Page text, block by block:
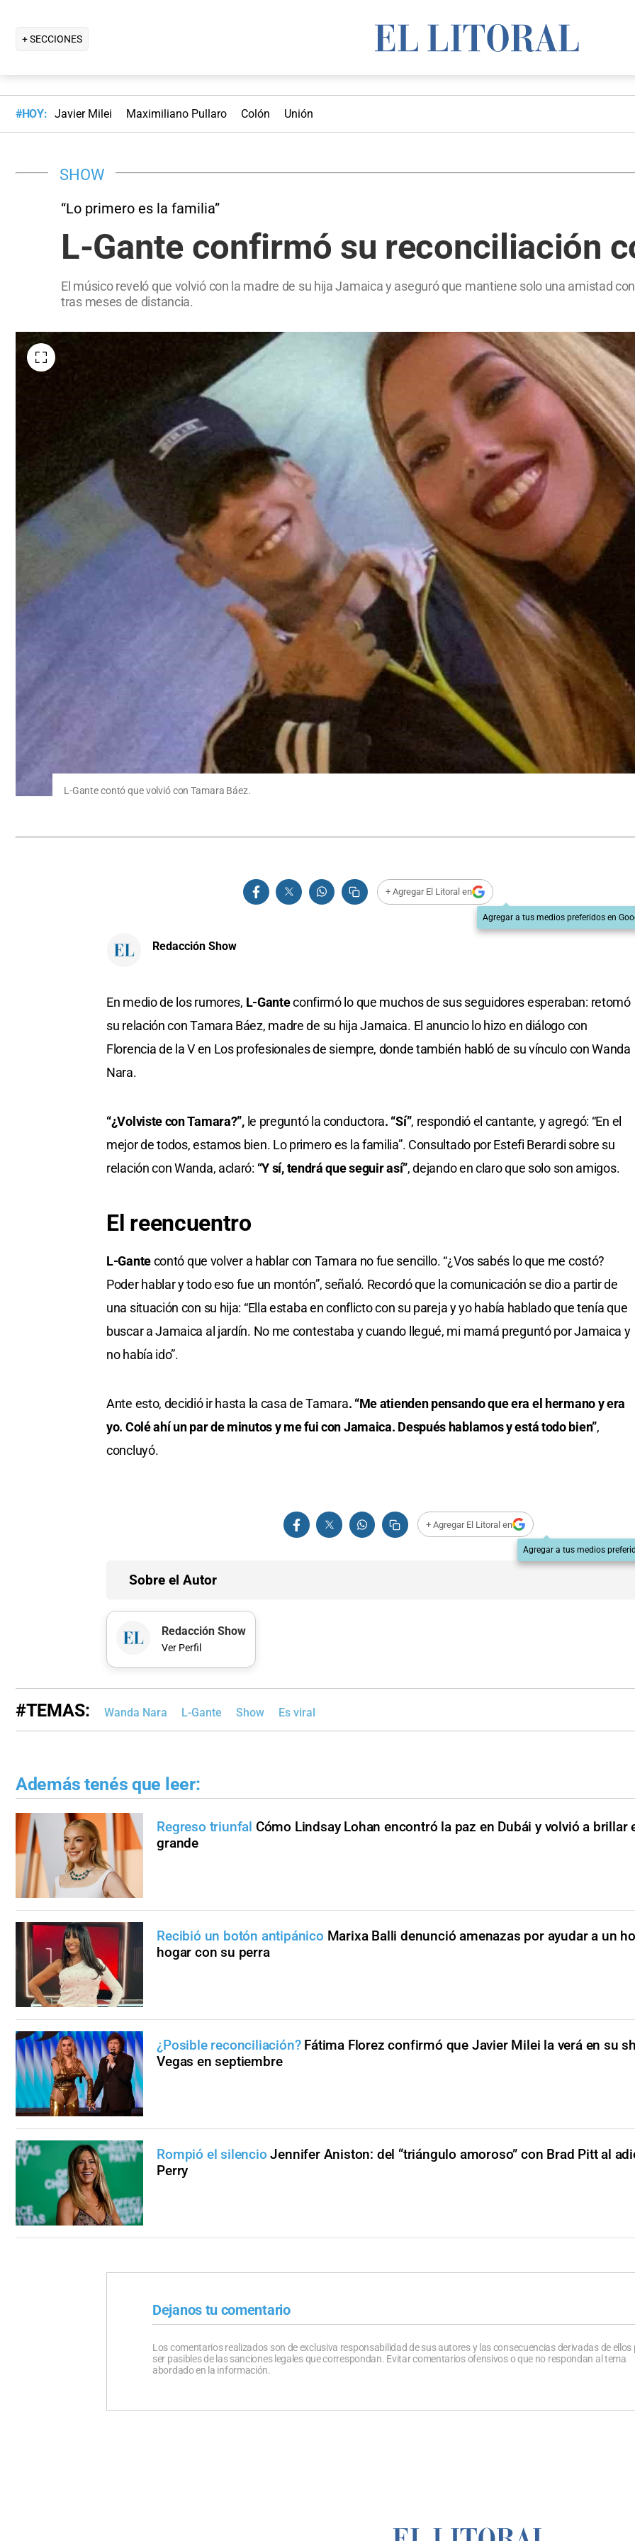
+ SECCIONES
#HOY: Javier Milei Maximiliano Pullaro Colón Unión
SHOW
“Lo primero es la familia”
L-Gante confirmó su reconciliación
El músico reveló que volvió con la madre de su hija Jamaica y aseguró que mantiene solo una amistad
tras meses de distancia.
L-Gante contó que volvió con Tamara Báez.
+ Agregar El Litoral en
Agregar a tus medios preferidos en
Redacción Show
En medio de los rumores, L-Ganteconfirmó lo que muchos de sus seguidores esperaban: retomó
su relación con Tamara Báez, madre de su hija Jamaica. El anuncio lo hizo en diálogo con
Florencia de la V en Los profesionales de siempre, donde también habló de su vínculo con Wanda
Nara.
“¿Volviste con Tamara?”,le preguntó la conductora. “Sí”, respondió el cantante, y agregó: “En el
mejor de todos, estamos bien. Lo primero es la familia”. Consultado por Estefi Berardi sobre su
relación con Wanda, aclaró: “Y sí, tendrá que seguir así”, dejando en claro que solo son amigos.
El reencuentro
L-Gantecontó que volver a hablar con Tamara no fue sencillo. “¿Vos sabés lo que me costó?
Poder hablar y todo eso fue un montón”, señaló. Recordó que la comunicación se dio a partir de
una situación con su hija: “Ella estaba en conflicto con su pareja y yo había hablado que tenía que
buscar a Jamaica al jardín. No me contestaba y cuando llegué, mi mamá preguntó por Jamaica y
no había ido”.
Ante esto, decidió ir hasta la casa de Tamara. “Me atienden pensando que era el hermano y era
yo. Colé ahí un par de minutos y me fui con Jamaica. Después hablamos y está todo bien”,
concluyó.
+ Agregar El Litoral en
Agregar a tus medios
Sobre el Autor
Redacción Show
Ver Perfil
#TEMAS: Wanda Nara L-Gante Show Es viral
Además tenés que leer:
Regreso triunfal Cómo Lindsay Lohan encontró la paz en Dubái y volvió a brillar
grande
Recibió un botón antipánico Marixa Balli denunció amenazas por ayudar a un
hogar con su perra
¿Posible reconciliación? Fátima Florez confirmó que Javier Milei la verá en su
Vegas en septiembre
Rompió el silencio Jennifer Aniston: del “triángulo amoroso” con Brad Pitt al
Perry
Dejanos tu comentario
Los comentarios realizados son de exclusiva responsabilidad de sus autores y las consecuencias derivadas de ellos
ser pasibles de las sanciones legales que correspondan. Evitar comentarios ofensivos o que no respondan al tema
abordado en la información.